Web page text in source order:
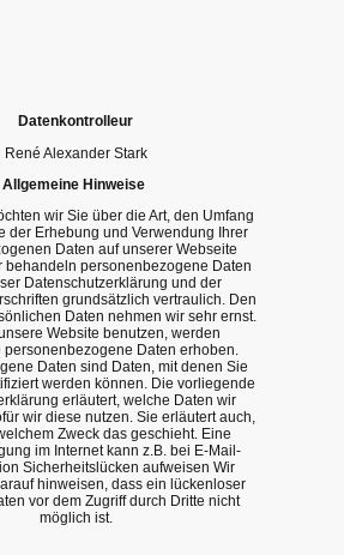
Datenkontrolleur
René Alexander Stark
Allgemeine Hinweise
wir Sie über die Art, den Umfang
der Erhebung und Verwendung Ihrer
Daten auf unserer Webseite
behandeln personenbezogene Daten
Datenschutzerklärung und der
grundsätzlich vertraulich. Den
Daten nehmen wir sehr ernst.
Website benutzen, werden
personenbezogene Daten erhoben.
Daten sind Daten, mit denen Sie
werden können. Die vorliegende
erläutert, welche Daten wir
wir diese nutzen. Sie erläutert auch,
Zweck das geschieht. Eine
im Internet kann z.B. bei E-Mail-
Sicherheitslücken aufweisen Wir
hinweisen, dass ein lückenloser
vor dem Zugriff durch Dritte nicht
möglich ist.